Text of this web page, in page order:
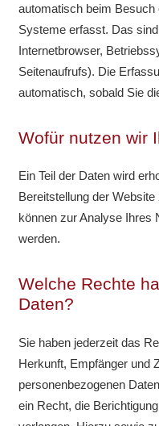
automatisch beim Besuch
Systeme erfasst. Das
Internetbrowser,
Seitenaufrufs). Die
automatisch, sobald Sie
Wofür nutzen wir
Ein Teil der Daten wird
Bereitstellung der
können zur Analyse Ihres
werden.
Welche Rechte
Daten?
Sie haben jederzeit das
Herkunft, Empfänger und
personenbezogenen
ein Recht, die